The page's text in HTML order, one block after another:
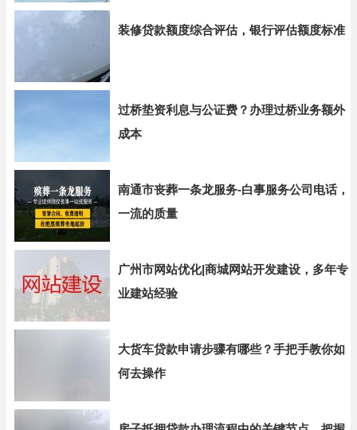
装修贷款额度综合评估，银行评估额度标准
过桥垫资利息与公证费？办理过桥业务额外
成本
南通市丧葬一条龙服务-白事服务公司电话，
一流的质量
广州市网站优化|商城网站开发建设，多年专
业建站经验
大货车贷款申请步骤有哪些？手把手教你如
何去操作